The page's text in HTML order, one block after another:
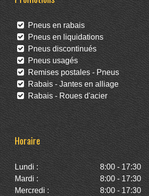
Pneus en rabais
Pneus en liquidations
Pneus discontinués
Pneus usagés
Remises postales - Pneus
Rabais - Jantes en alliage
Rabais - Roues d'acier
Horaire
Lundi :
8:00 - 17:30
Mardi :
8:00 - 17:30
Mercredi :
8:00 - 17:30